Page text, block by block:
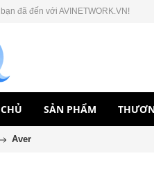
đã đến với AVINETWORK.VN!
SẢN PHẨM
Aver